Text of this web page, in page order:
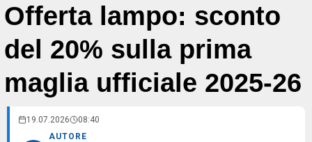
Offerta lampo: sconto
del 20% sulla prima
maglia ufficiale 2025-26
19.07.2026 08:40
AUTORE